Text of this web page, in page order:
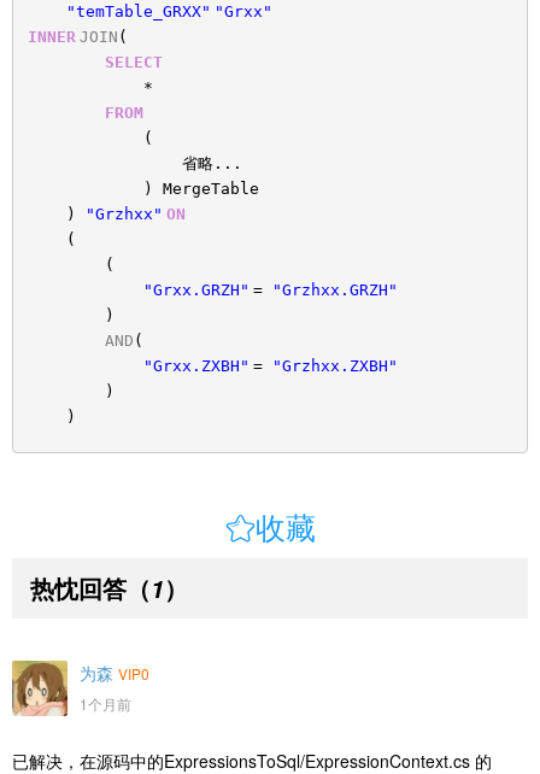
"temTable_GRXX" "Grxx"
INNER JOIN (
SELECT
*
FROM
(
省略...
) MergeTable
)
"Grzhxx" ON
(
(
"Grxx.GRZH" =
"Grzhxx.GRZH"
)
AND (
"Grxx.ZXBH" =
"Grzhxx.ZXBH"
)
)
收藏
热忱回答 （1）
为森 VIP0
1个月前
已解决，在源码中的ExpressionsToSql/ExpressionContext.cs 的